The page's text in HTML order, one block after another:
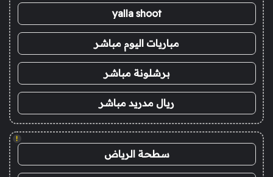
yalla shoot
مباريات اليوم مباشر
برشلونة مباشر
ريال مدريد مباشر
!
سطحة الرياض